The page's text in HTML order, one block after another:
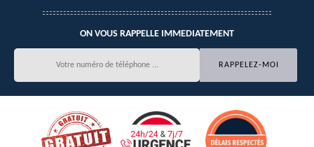
ON VOUS RAPPELLE IMMEDIATEMENT